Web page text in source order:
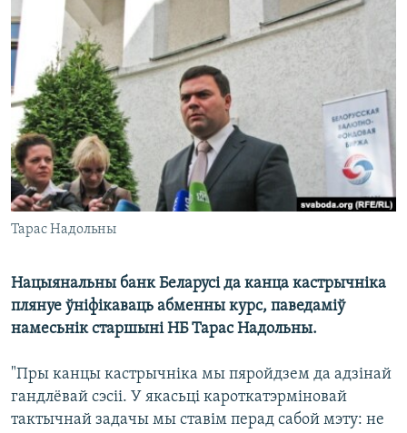
КУЛЬТУРА
КАЛЯНДАР
НА ХВАЛЯХ СВАБОДЫ
Тарас Надольны
Нацыянальны банк Беларусі да канца кастрычніка
плянуе ўніфікаваць абменны курс, паведаміў
намесьнік старшыні НБ Тарас Надольны.
"Пры канцы кастрычніка мы пяройдзем да адзінай
гандлёвай сэсіі. У якасьці кароткатэрміновай
тактычнай задачы мы ставім перад сабой мэту: не